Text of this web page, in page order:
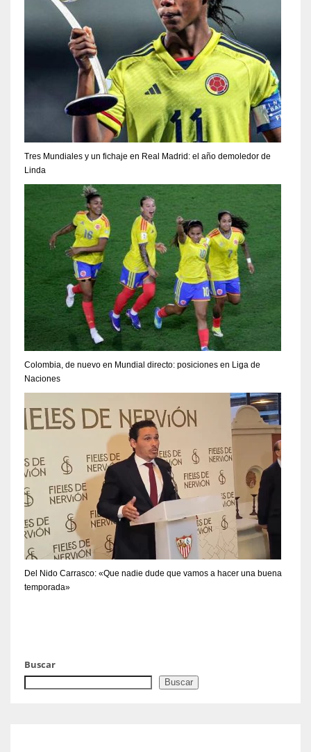
Tres Mundiales y un fichaje en Real Madrid: el año demoledor de
Linda
Colombia, de nuevo en Mundial directo: posiciones en Liga de
Naciones
Del Nido Carrasco: «Que nadie dude que vamos a hacer una buena
temporada»
Buscar
Buscar